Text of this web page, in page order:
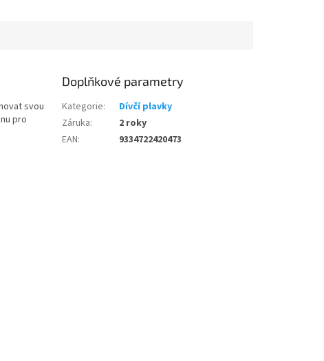
svou
pro
Doplňkové parametry
Kategorie:
Dívčí plavky
Záruka:
2 roky
EAN: 9334722420473
- Chat